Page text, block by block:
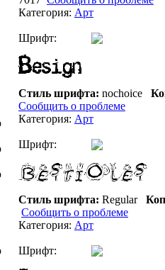
Категория: Арт
Шрифт:
Стиль шрифта: nochoice
Сообщить о проблеме
Категория: Арт
Шрифт:
Стиль шрифта: Regular
Сообщить о проблеме
Категория: Арт
Шрифт: